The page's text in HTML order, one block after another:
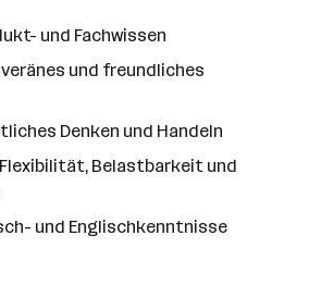
und Fachwissen
und freundliches
Denken und Handeln
Belastbarkeit und
und Englischkenntnisse